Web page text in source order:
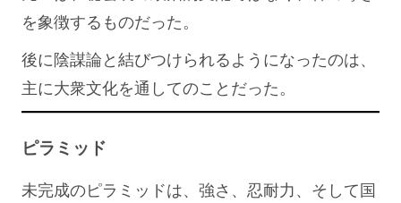
を象徴するものだった。
後に陰謀論と結びつけられるようになったのは、
主に大衆文化を通してのことだった。
ピラミッド
未完成のピラミッドは、強さ、忍耐力、そして国